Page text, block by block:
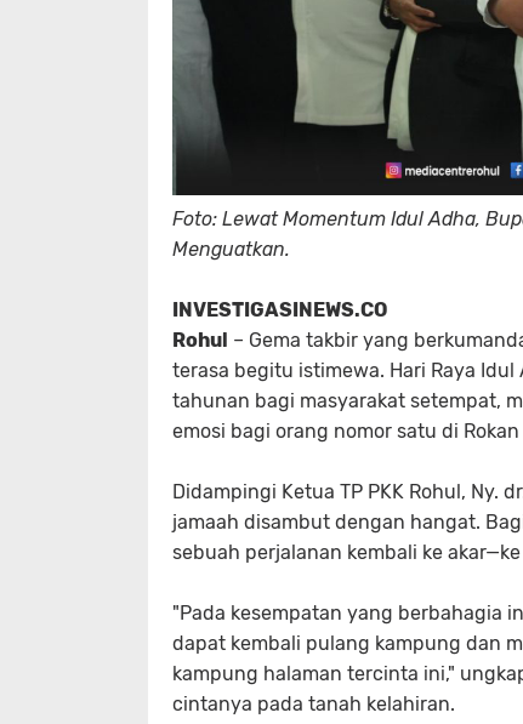
Foto: Lewat Momentum Idul Adha,
Menguatkan.
INVESTIGASINEWS.CO
Rohul – Gema takbir yang
terasa begitu istimewa. Hari Raya
tahunan bagi masyarakat setempat,
emosi bagi orang nomor satu di
​Didampingi Ketua TP PKK Rohul,
jamaah disambut dengan hangat.
sebuah perjalanan kembali ke
​"Pada kesempatan yang berbahagia
dapat kembali pulang kampung dan
kampung halaman tercinta ini,"
cintanya pada tanah kelahiran.